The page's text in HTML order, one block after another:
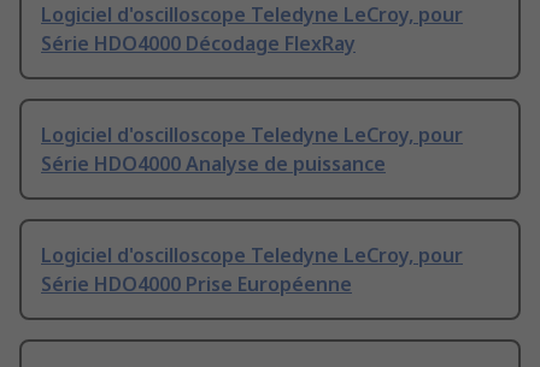
Logiciel d'oscilloscope Teledyne LeCroy, pour
Série HDO4000 Décodage FlexRay
Logiciel d'oscilloscope Teledyne LeCroy, pour
Série HDO4000 Analyse de puissance
Logiciel d'oscilloscope Teledyne LeCroy, pour
Série HDO4000 Prise Européenne